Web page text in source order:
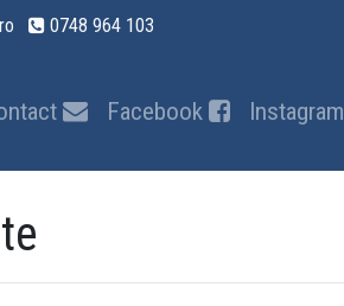
0748 964 103
Facebook Instagram